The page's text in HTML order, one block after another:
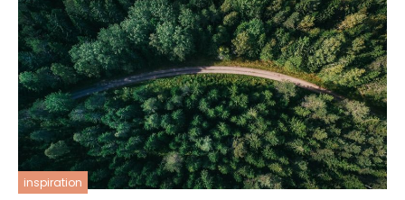
inspiration